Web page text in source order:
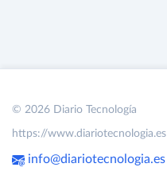
© 2026 Diario Tecnología
https://www.diariotecnologia.es
info@diariotecnologia.es